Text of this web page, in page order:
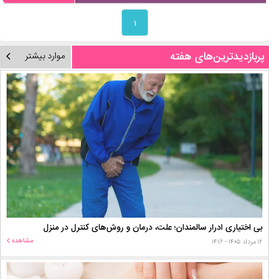
۱
پربازدیدترین‌های هفته موارد بیشتر
بی اختیاری ادرار سالمندان؛ علت، درمان و روش‌های کنترل در منزل
۱۲ مرداد ۱۴۰۵ - ۱۴:۱۶ مشاهده